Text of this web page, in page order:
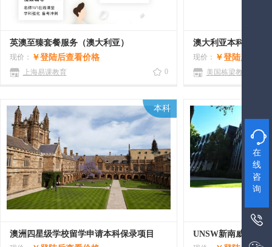
英澳至臻套餐服务（澳大利亚）
现价： ￥登陆后查看价格
上海易课教育 0
澳大利亚本科申请
现价： ￥登陆后查看
美国栋梁教育
本科
澳洲四星级学校留学申请本科保录项目

在
线
咨
询
